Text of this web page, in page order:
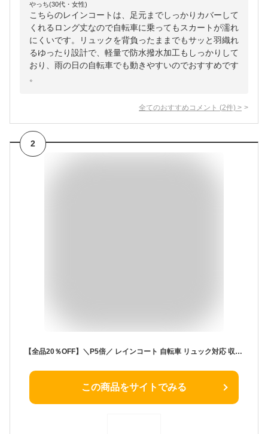
やっち(30代・女性)
こちらのレインコートは、足元までしっかりカバーして
くれるロング丈なので自転車に乗ってもスカートが濡れ
にくいです。リュックを背負ったままでもサッと羽織れ
るゆったり設計で、軽量で防水撥水加工もしっかりして
おり、雨の日の自転車でも動きやすいのでおすすめです
。
全てのおすすめコメント (2件) >
2
【全品20％OFF】＼P5倍／ レインコート 自転車 リュック対応 収納袋付き レインポンチョ カッパ レディース メンズ 男女兼用 通勤 通学 送迎 ロング丈 軽量 レインウェア 防風 撥水 雨具 梅雨 保育園 ママ バイク 傘なし 両手が空く 大きいサイズ おしゃれ
この商品をサイトでみる